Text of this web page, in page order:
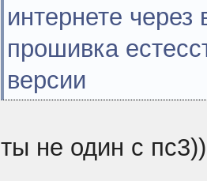
интернете
прошивка
версии
ты не один с пс3))